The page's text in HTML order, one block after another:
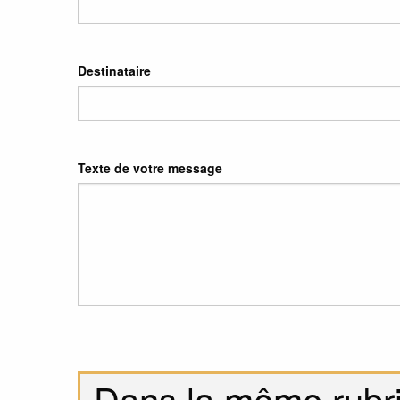
Destinataire
Texte de votre message